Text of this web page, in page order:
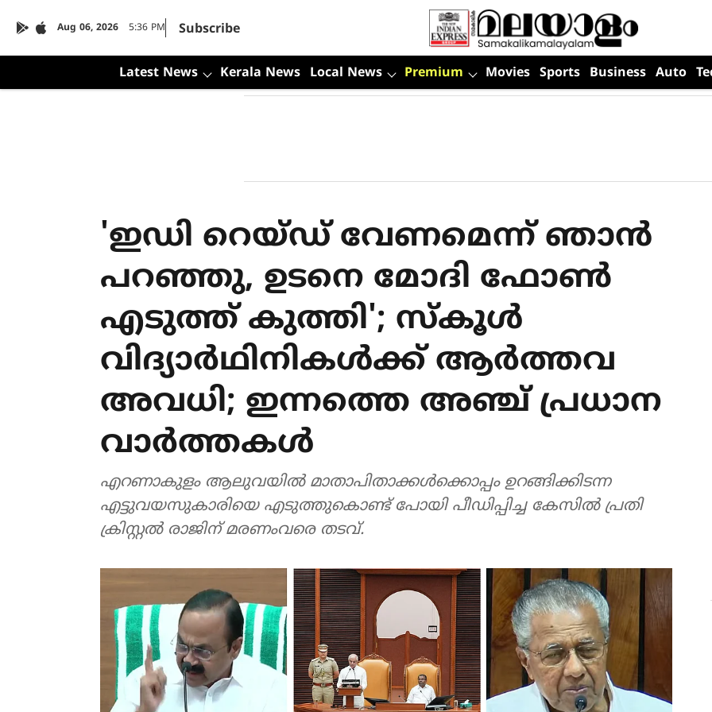
Aug 06, 2026 5:36 PM Subscribe
Latest News Kerala News Local News Premium Movies Sports Business Auto
'ഇഡി റെയ്ഡ് വേണമെന്ന് ഞാന്‍
പറഞ്ഞു, ഉടനെ മോദി ഫോണ്‍
എടുത്ത് കുത്തി'; സ്‌കൂള്‍
വിദ്യാര്‍ഥിനികള്‍ക്ക് ആര്‍ത്തവ
അവധി; ഇന്നത്തെ അഞ്ച് പ്രധാന
വാര്‍ത്തകള്‍
എറണാകുളം ആലുവയില്‍ മാതാപിതാക്കള്‍ക്കൊപ്പം ഉറങ്ങിക്കിടന്ന
എട്ടുവയസുകാരിയെ എടുത്തുകൊണ്ട് പോയി പീഡിപ്പിച്ച കേസില്‍ പ്രതി
ക്രിസ്റ്റല്‍ രാജിന് മരണംവരെ തടവ്.